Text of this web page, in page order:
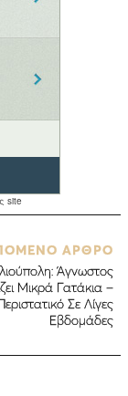
ΑΡΘΡΟ
Άγνωστος
Μικρά Γατάκια –
Σε Λίγες
Εβδομάδες